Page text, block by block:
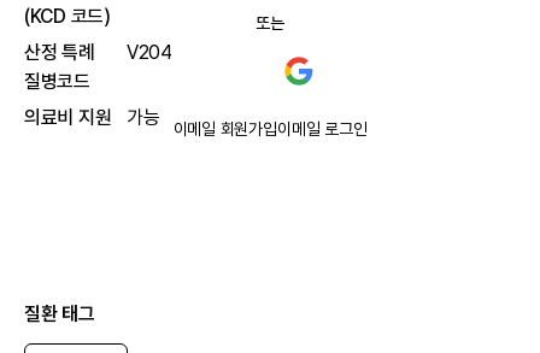
(KCD 코드)
산정 특례
질병코드
V204
의료비 지원 가능
또는
이메일 회원가입이메일 로그인
질환 태그